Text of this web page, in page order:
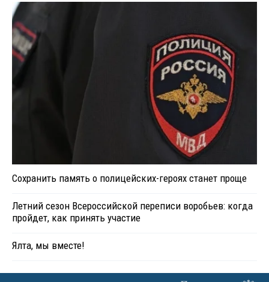
Сохранить память о полицейских-героях станет проще
Летний сезон Всероссийской переписи воробьев: когда
пройдет, как принять участие
Ялта, мы вместе!